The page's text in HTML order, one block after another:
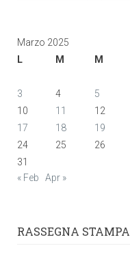
Marzo 2025
L
M M
3
4 5
10
11 12
17
18 19
24
25 26
31
« Feb
Apr »
RASSEGNA STAMPA